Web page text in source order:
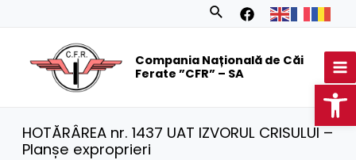
Search
Compania Națională de Căi
Ferate ”CFR” – SA
HOTĂRÂREA nr. 1437 UAT IZVORUL CRISULUI –
Planșe exproprieri